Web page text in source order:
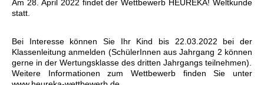
Am 28. April 2022 findet der Wettbewerb HEUREKA! Weltkunde
statt.
Bei Interesse können Sie Ihr Kind bis 22.03.2022 bei der
Klassenleitung anmelden (SchülerInnen aus Jahrgang 2 können
gerne in der Wertungsklasse des dritten Jahrgangs teilnehmen).
Weitere Informationen zum Wettbewerb finden Sie unter